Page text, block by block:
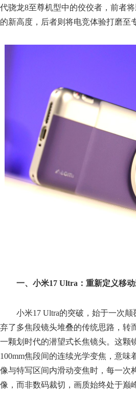
代骁龙8至尊机型中的佼佼者，前者
的新高度，后者则将电竞体验打磨至
一、小米17 Ultra：重新定义移
小米17 Ultra的突破，始于一次
弃了多焦段镜头堆叠的传统思路，转
一颗划时代的潜望式长焦镜头。这颗
100mm焦段间的连续光学变焦，意味
像与特写区间内滑动变焦时，每一次
像，而非数码裁切，画质始终处于巅